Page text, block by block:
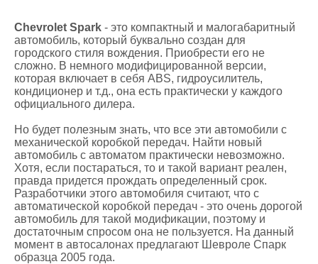
Chevrolet Spark - это компактный и малогабаритный
автомобиль, который буквально создан для
городского стиля вождения. Приобрести его не
сложно. В немного модифицированной версии,
которая включает в себя ABS, гидроусилитель,
кондиционер и т.д., она есть практически у каждого
официального дилера.
Но будет полезным знать, что все эти автомобили с
механической коробкой передач. Найти новый
автомобиль с автоматом практически невозможно.
Хотя, если постараться, то и такой вариант реален,
правда придется прождать определенный срок.
Разработчики этого автомобиля считают, что с
автоматической коробкой передач - это очень дорогой
автомобиль для такой модификации, поэтому и
достаточным спросом она не пользуется. На данный
момент в автосалонах предлагают Шевроле Спарк
образца 2005 года.